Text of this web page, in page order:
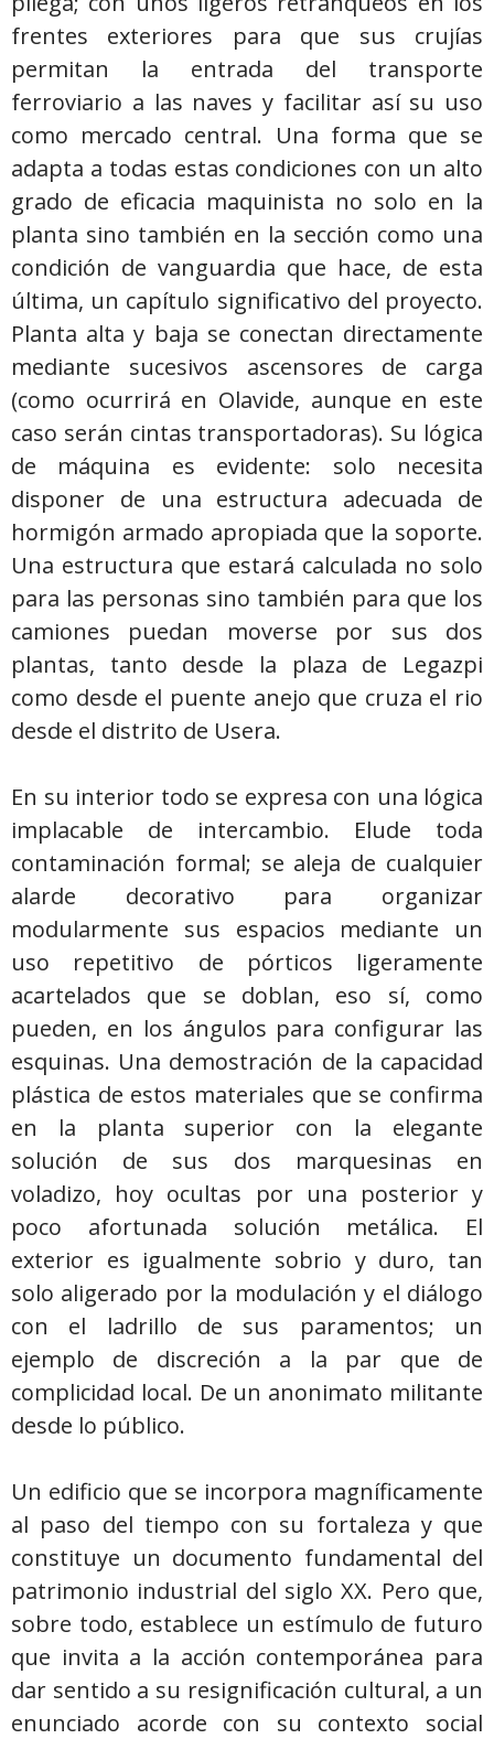
frentes exteriores para que sus crujías
permitan la entrada del transporte
ferroviario a las naves y facilitar así su uso
como mercado central. Una forma que se
adapta a todas estas condiciones con un alto
grado de eficacia maquinista no solo en la
planta sino también en la sección como una
condición de vanguardia que hace, de esta
última, un capítulo significativo del proyecto.
Planta alta y baja se conectan directamente
mediante sucesivos ascensores de carga
(como ocurrirá en Olavide, aunque en este
caso serán cintas transportadoras). Su lógica
de máquina es evidente: solo necesita
disponer de una estructura adecuada de
hormigón armado apropiada que la soporte.
Una estructura que estará calculada no solo
para las personas sino también para que los
camiones puedan moverse por sus dos
plantas, tanto desde la plaza de Legazpi
como desde el puente anejo que cruza el rio
desde el distrito de Usera.
En su interior todo se expresa con una lógica
implacable de intercambio. Elude toda
contaminación formal; se aleja de cualquier
alarde decorativo para organizar
modularmente sus espacios mediante un
uso repetitivo de pórticos ligeramente
acartelados que se doblan, eso sí, como
pueden, en los ángulos para configurar las
esquinas. Una demostración de la capacidad
plástica de estos materiales que se confirma
en la planta superior con la elegante
solución de sus dos marquesinas en
voladizo, hoy ocultas por una posterior y
poco afortunada solución metálica. El
exterior es igualmente sobrio y duro, tan
solo aligerado por la modulación y el diálogo
con el ladrillo de sus paramentos; un
ejemplo de discreción a la par que de
complicidad local. De un anonimato militante
desde lo público.
Un edificio que se incorpora magníficamente
al paso del tiempo con su fortaleza y que
constituye un documento fundamental del
patrimonio industrial del siglo XX. Pero que,
sobre todo, establece un estímulo de futuro
que invita a la acción contemporánea para
dar sentido a su resignificación cultural, a un
enunciado acorde con su contexto social